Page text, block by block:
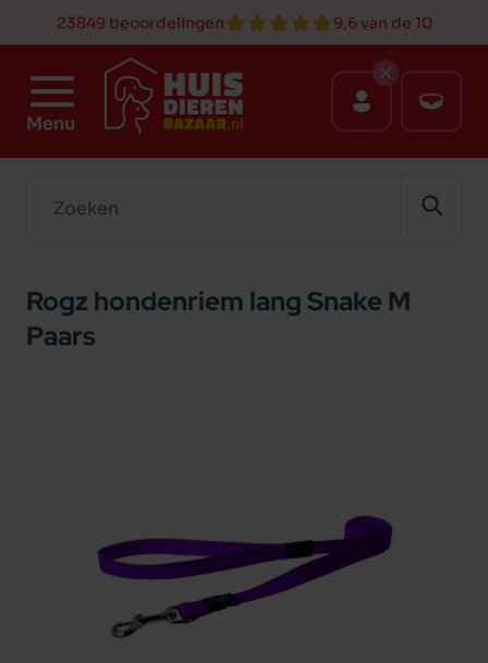
23849 beoordelingen 9,6 van de 10
Menu
Rogz hondenriem lang Snake M
Paars